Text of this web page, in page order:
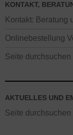
KONTAKT,
Kontakt: Beratung
Onlinebestellung
Seite durchsuchen
AKTUELLES UND
Seite durchsuchen